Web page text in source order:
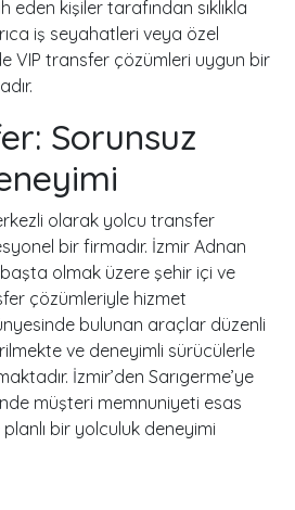
kişiler tarafından sıklıkla
iş seyahatleri veya özel
VIP transfer çözümleri uygun bir
Sorunsuz
olarak yolcu transfer
bir firmadır. İzmir Adnan
olmak üzere şehir içi ve
çözümleriyle hizmet
bulunan araçlar düzenli
ve deneyimli sürücülerle
İzmir’den Sarıgerme’ye
müşteri memnuniyeti esas
bir yolculuk deneyimi